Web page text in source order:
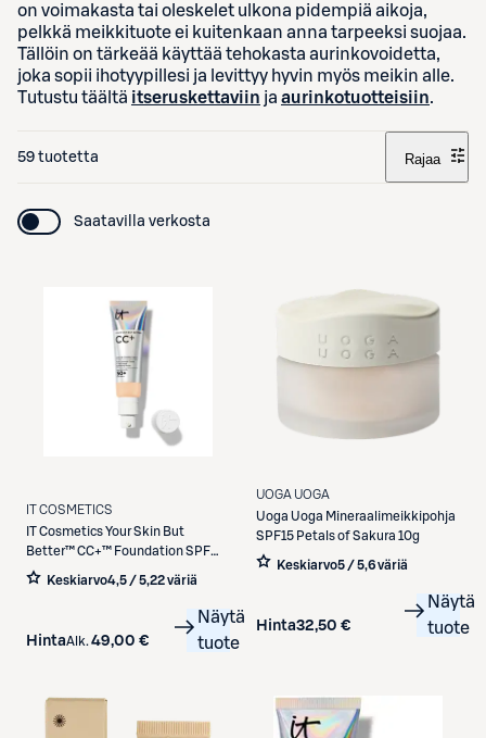
on voimakasta tai oleskelet ulkona pidempiä aikoja,
pelkkä meikkituote ei kuitenkaan anna tarpeeksi suojaa.
Tällöin on tärkeää käyttää tehokasta aurinkovoidetta,
joka sopii ihotyypillesi ja levittyy hyvin myös meikin alle.
Tutustu täältä itseruskettaviin ja aurinkotuotteisiin.
59 tuotetta Rajaa
Saatavilla verkosta
IT COSMETICS
IT CosmeticsYour Skin But
Better™ CC+™ Foundation SPF
50+ meikkivoide 32 ml
Keskiarvo4,5 / 5,22 väriä
HintaAlk. 49,00 €
Näytä
tuote
UOGA UOGA
Uoga Uoga Mineraalimeikkipohja
SPF15 Petals of Sakura 10g
Keskiarvo5 / 5,6 väriä
Hinta32,50 €
Näytä
tuote